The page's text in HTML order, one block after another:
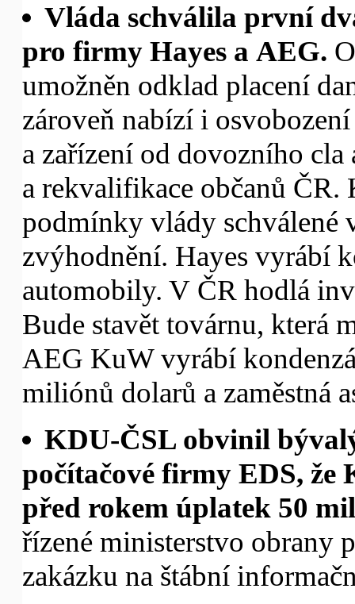
Vláda schválila první
pro firmy Hayes a AEG.
umožněn odklad placení
zároveň nabízí i
a zařízení od dovozního
a rekvalifikace občanů ČR.
podmínky vlády schválené
zvýhodnění. Hayes vyrábí
automobily. V ČR hodlá
Bude stavět továrnu, která
AEG KuW vyrábí
miliónů dolarů a zaměstná
KDU-ČSL obvinil
počítačové firmy EDS, že
před rokem úplatek 50
řízené ministerstvo obrany
zakázku na štábní